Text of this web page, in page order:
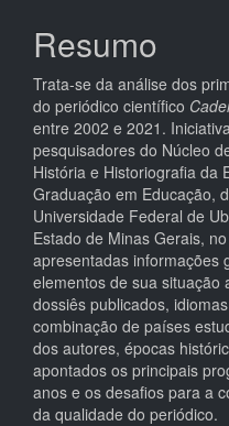
Resumo
Trata-se da análise dos
do periódico científico
entre 2002 e 2021.
pesquisadores do Núcleo
História e Historiografia da
Graduação em Educação,
Universidade Federal de
Estado de Minas Gerais,
apresentadas informações
elementos de sua situação
dossiês publicados,
combinação de países
dos autores, épocas
apontados os principais
anos e os desafios para a
da qualidade do periódico.